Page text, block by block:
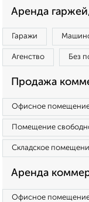
Аренда
Гаражи
Агенство Без
Продажа
Офисное
Помещение
Складское
Аренда
Офисное